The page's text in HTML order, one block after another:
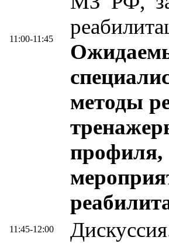
11:00-11:45
методы
профиля,
11:45-12:00